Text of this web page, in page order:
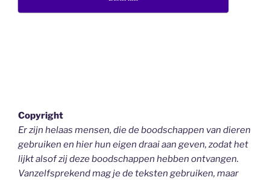
Copyright
Er zijn helaas mensen, die de boodschappen van dieren
gebruiken en hier hun eigen draai aan geven, zodat het
lijkt alsof zij deze boodschappen hebben ontvangen.
Vanzelfsprekend mag je de teksten gebruiken, maar